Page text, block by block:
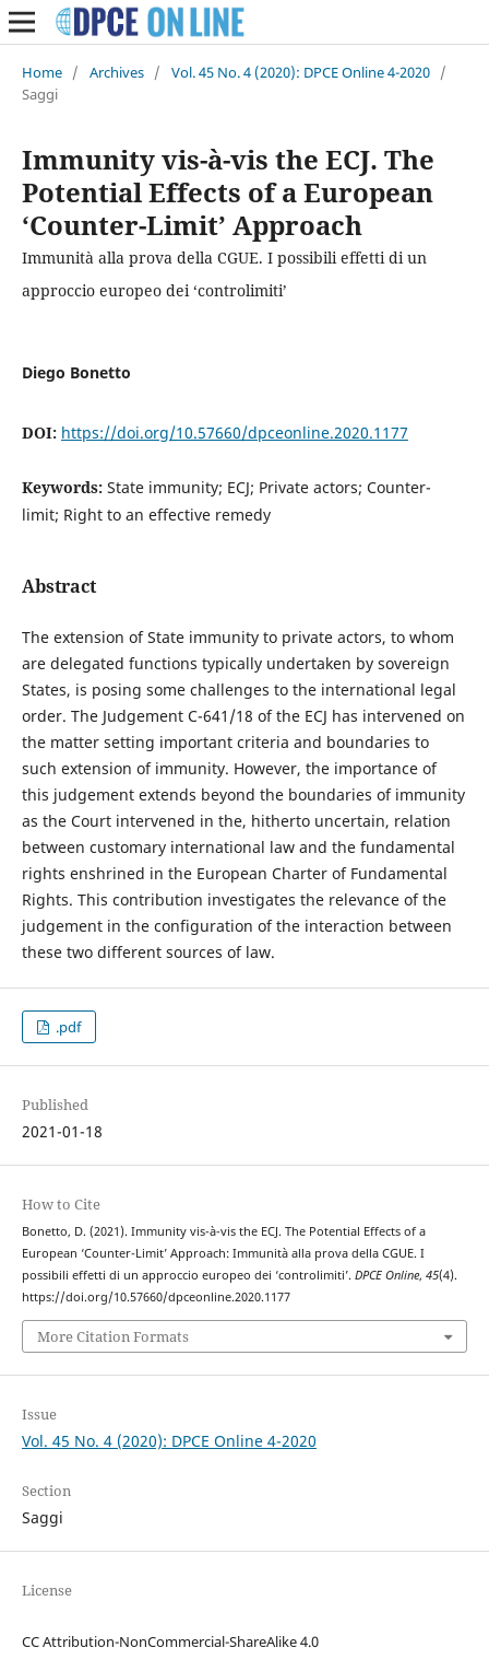
Home / Archives / Vol. 45 No. 4 (2020): DPCE Online 4-2020 /
Saggi
Immunity vis-à-vis the ECJ. The
Potential Effects of a European
‘Counter-Limit’ Approach
Immunità alla prova della CGUE. I possibili effetti di un
approccio europeo dei ‘controlimiti’
Diego Bonetto
DOI: https://doi.org/10.57660/dpceonline.2020.1177
Keywords: State immunity; ECJ; Private actors; Counter-
limit; Right to an effective remedy
Abstract
The extension of State immunity to private actors, to whom
are delegated functions typically undertaken by sovereign
States, is posing some challenges to the international legal
order. The Judgement C-641/18 of the ECJ has intervened on
the matter setting important criteria and boundaries to
such extension of immunity. However, the importance of
this judgement extends beyond the boundaries of immunity
as the Court intervened in the, hitherto uncertain, relation
between customary international law and the fundamental
rights enshrined in the European Charter of Fundamental
Rights. This contribution investigates the relevance of the
judgement in the configuration of the interaction between
these two different sources of law.
.pdf
Published
2021-01-18
How to Cite
Bonetto, D. (2021). Immunity vis-à-vis the ECJ. The Potential Effects of a
European ‘Counter-Limit’ Approach: Immunità alla prova della CGUE. I
possibili effetti di un approccio europeo dei ‘controlimiti’. DPCE Online, 45(4).
https://doi.org/10.57660/dpceonline.2020.1177
More Citation Formats
Issue
Vol. 45 No. 4 (2020): DPCE Online 4-2020
Section
Saggi
License
CC Attribution-NonCommercial-ShareAlike 4.0